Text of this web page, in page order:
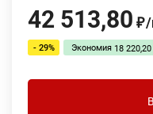
42 513,80 ₽/
- 29% Экономия 18 220,20